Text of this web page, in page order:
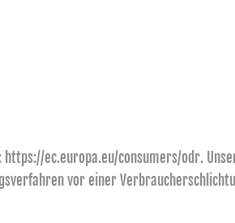
https://ec.europa.eu/consumers/odr.
vor einer